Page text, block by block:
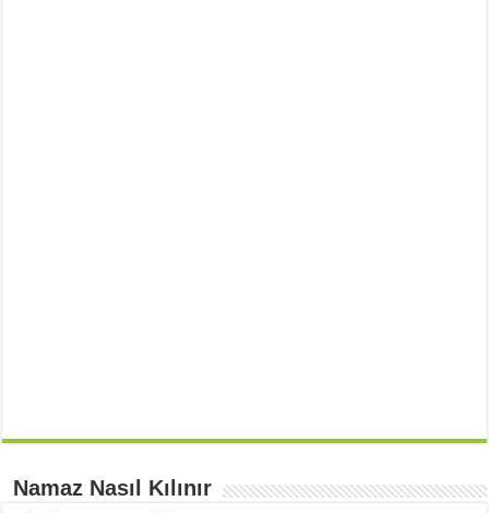
Namaz Nasıl Kılınır